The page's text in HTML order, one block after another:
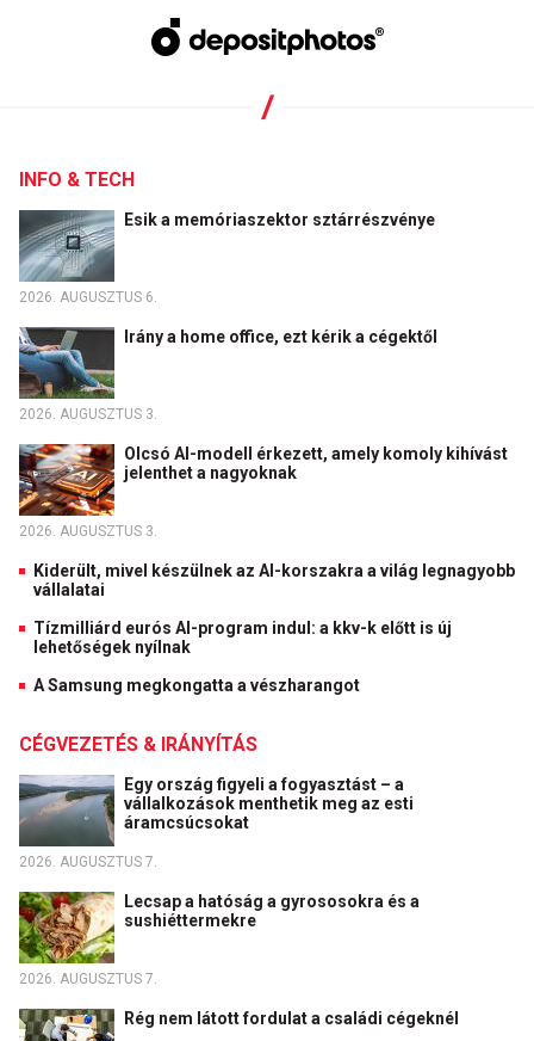
INFO & TECH
Esik a memóriaszektor sztárrészvénye
2026. AUGUSZTUS 6.
Irány a home office, ezt kérik a cégektől
2026. AUGUSZTUS 3.
Olcsó AI-modell érkezett, amely komoly kihívást
jelenthet a nagyoknak
2026. AUGUSZTUS 3.
Kiderült, mivel készülnek az AI-korszakra a világ legnagyobb
vállalatai
Tízmilliárd eurós AI-program indul: a kkv-k előtt is új
lehetőségek nyílnak
A Samsung megkongatta a vészharangot
CÉGVEZETÉS & IRÁNYÍTÁS
Egy ország figyeli a fogyasztást – a
vállalkozások menthetik meg az esti
áramcsúcsokat
2026. AUGUSZTUS 7.
Lecsap a hatóság a gyrososokra és a
sushiéttermekre
2026. AUGUSZTUS 7.
Rég nem látott fordulat a családi cégeknél